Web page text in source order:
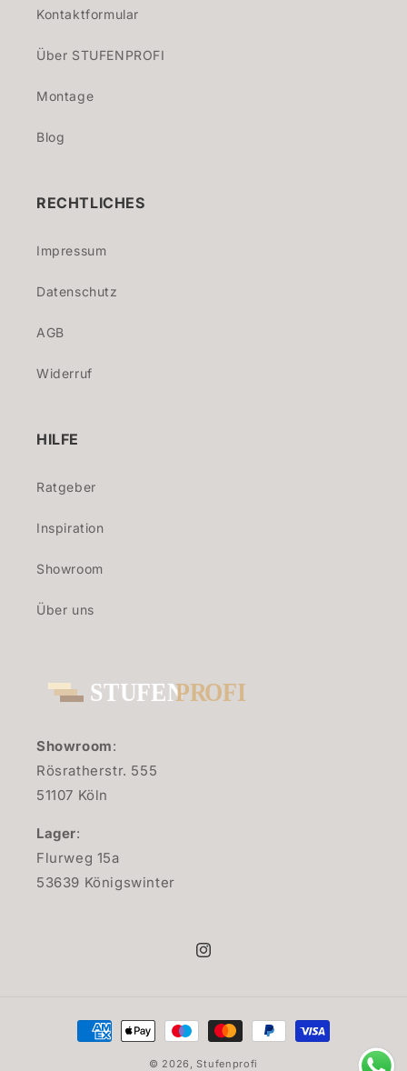
Kontaktformular
Über STUFENPROFI
Montage
Blog
RECHTLICHES
Impressum
Datenschutz
AGB
Widerruf
HILFE
Ratgeber
Inspiration
Showroom
Über uns
Showroom:
Rösratherstr. 555
51107 Köln
Lager:
Flurweg 15a
53639 Königswinter
Instagram
Zahlungsmethoden
© 2026,Stufenprofi